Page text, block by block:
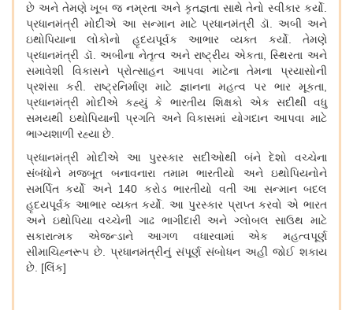
છે અને તેમણે ખૂબ જ નમ્રતા અને કૃતજ્ઞતા સાથે તેનો સ્વીકાર કર્યો.
પ્રધાનમંત્રી મોદીએ આ સન્માન માટે પ્રધાનમંત્રી ડૉ. અબી અને
ઇથોપિયાના લોકોનો હૃદયપૂર્વક આભાર વ્યક્ત કર્યો. તેમણે
પ્રધાનમંત્રી ડૉ. અબીના નેતૃત્વ અને રાષ્ટ્રીય એકતા, સ્થિરતા અને
સમાવેશી વિકાસને પ્રોત્સાહન આપવા માટેના તેમના પ્રયાસોની
પ્રશંસા કરી. રાષ્ટ્રનિર્માણ માટે જ્ઞાનના મહત્વ પર ભાર મૂકતા,
પ્રધાનમંત્રી મોદીએ કહ્યું કે ભારતીય શિક્ષકો એક સદીથી વધુ
સમયથી ઇથોપિયાની પ્રગતિ અને વિકાસમાં યોગદાન આપવા માટે
ભાગ્યશાળી રહ્યા છે.
પ્રધાનમંત્રી મોદીએ આ પુરસ્કાર સદીઓથી બંને દેશો વચ્ચેના
સંબંધોને મજબૂત બનાવનારા તમામ ભારતીયો અને ઇથોપિયનોને
સમર્પિત કર્યો અને140 કરોડ ભારતીયો વતી આ સન્માન બદલ
હૃદયપૂર્વક આભાર વ્યક્ત કર્યો. આ પુરસ્કાર પ્રાપ્ત કરવો એ ભારત
અને ઇથોપિયા વચ્ચેની ગાઢ ભાગીદારી અને ગ્લોબલ સાઉથ માટે
સકારાત્મક એજન્ડાને આગળ વધારવામાં એક મહત્વપૂર્ણ
સીમાચિહ્નરૂપ છે. પ્રધાનમંત્રીનું સંપૂર્ણ સંબોધન અહીં જોઈ શકાય
છે. [લિંક]